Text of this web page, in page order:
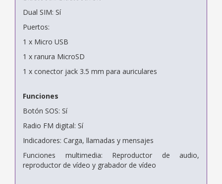
Dual SIM: Sí
Puertos:
1 x Micro USB
1 x ranura MicroSD
1 x conector jack 3.5 mm para auriculares
Funciones
Botón SOS: Sí
Radio FM digital: Sí
Indicadores: Carga, llamadas y mensajes
Funciones multimedia: Reproductor de audio,
reproductor de vídeo y grabador de vídeo